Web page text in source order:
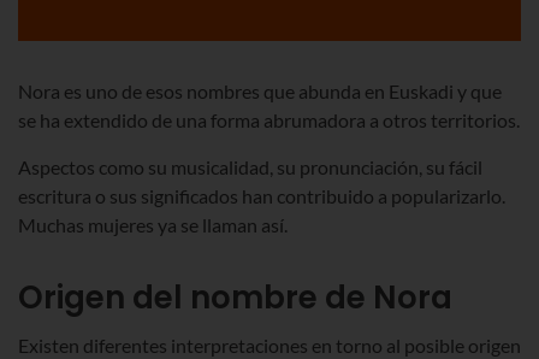
Nora es uno de esos nombres que abunda en Euskadi y que
se ha extendido de una forma abrumadora a otros territorios.
Aspectos como su musicalidad, su pronunciación, su fácil
escritura o sus significados han contribuido a popularizarlo.
Muchas mujeres ya se llaman así.
Origen del nombre de Nora
Existen diferentes interpretaciones en torno al posible origen